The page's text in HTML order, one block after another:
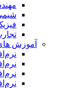
آموزش